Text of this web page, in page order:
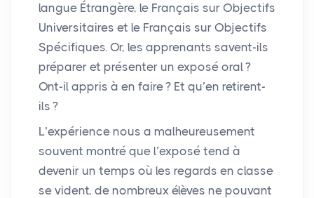
langue Étrangère, le Français sur Objectifs
Universitaires et le Français sur Objectifs
Spécifiques. Or, les apprenants savent-ils
préparer et présenter un exposé oral?
Ont-il appris à en faire? Et qu’en retirent-
ils ?
L’expérience nous a malheureusement
souvent montré que l’exposé tend à
devenir un temps où les regards en classe
se vident, de nombreux élèves ne pouvant